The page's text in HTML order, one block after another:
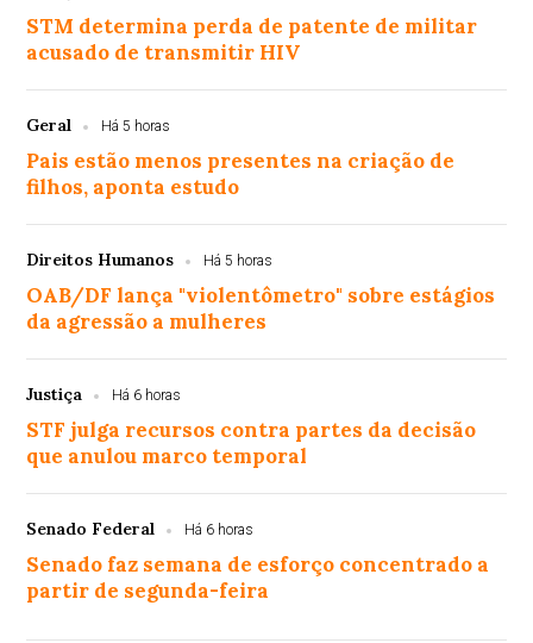
STM determina perda de patente de militar
acusado de transmitir HIV
Geral Há 5 horas
Pais estão menos presentes na criação de
filhos, aponta estudo
Direitos Humanos Há 5 horas
OAB/DF lança "violentômetro" sobre estágios
da agressão a mulheres
Justiça Há 6 horas
STF julga recursos contra partes da decisão
que anulou marco temporal
Senado Federal Há 6 horas
Senado faz semana de esforço concentrado a
partir de segunda-feira